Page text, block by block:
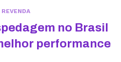
REVENDA
no Brasil
performance